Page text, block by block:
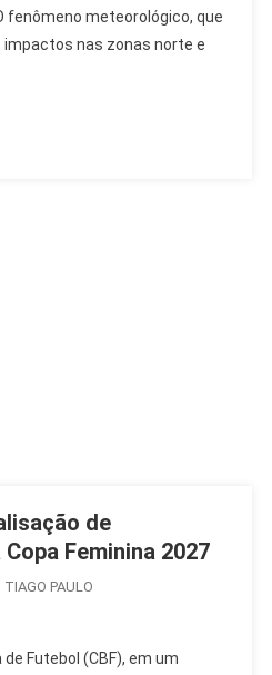
fenômeno meteorológico, que
nas zonas norte e
de
Feminina 2027
TIAGO PAULO
Futebol (CBF), em um